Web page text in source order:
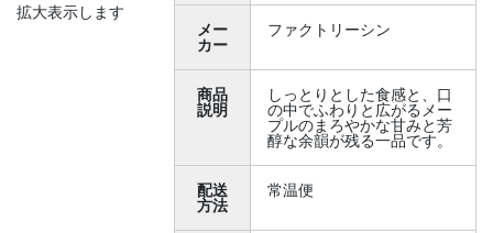
拡大表示します
メー
カー
ファクトリーシン
商品
説明
しっとりとした食感と、口
の中でふわりと広がるメー
プルのまろやかな甘みと芳
醇な余韻が残る一品です。
配送
方法
常温便